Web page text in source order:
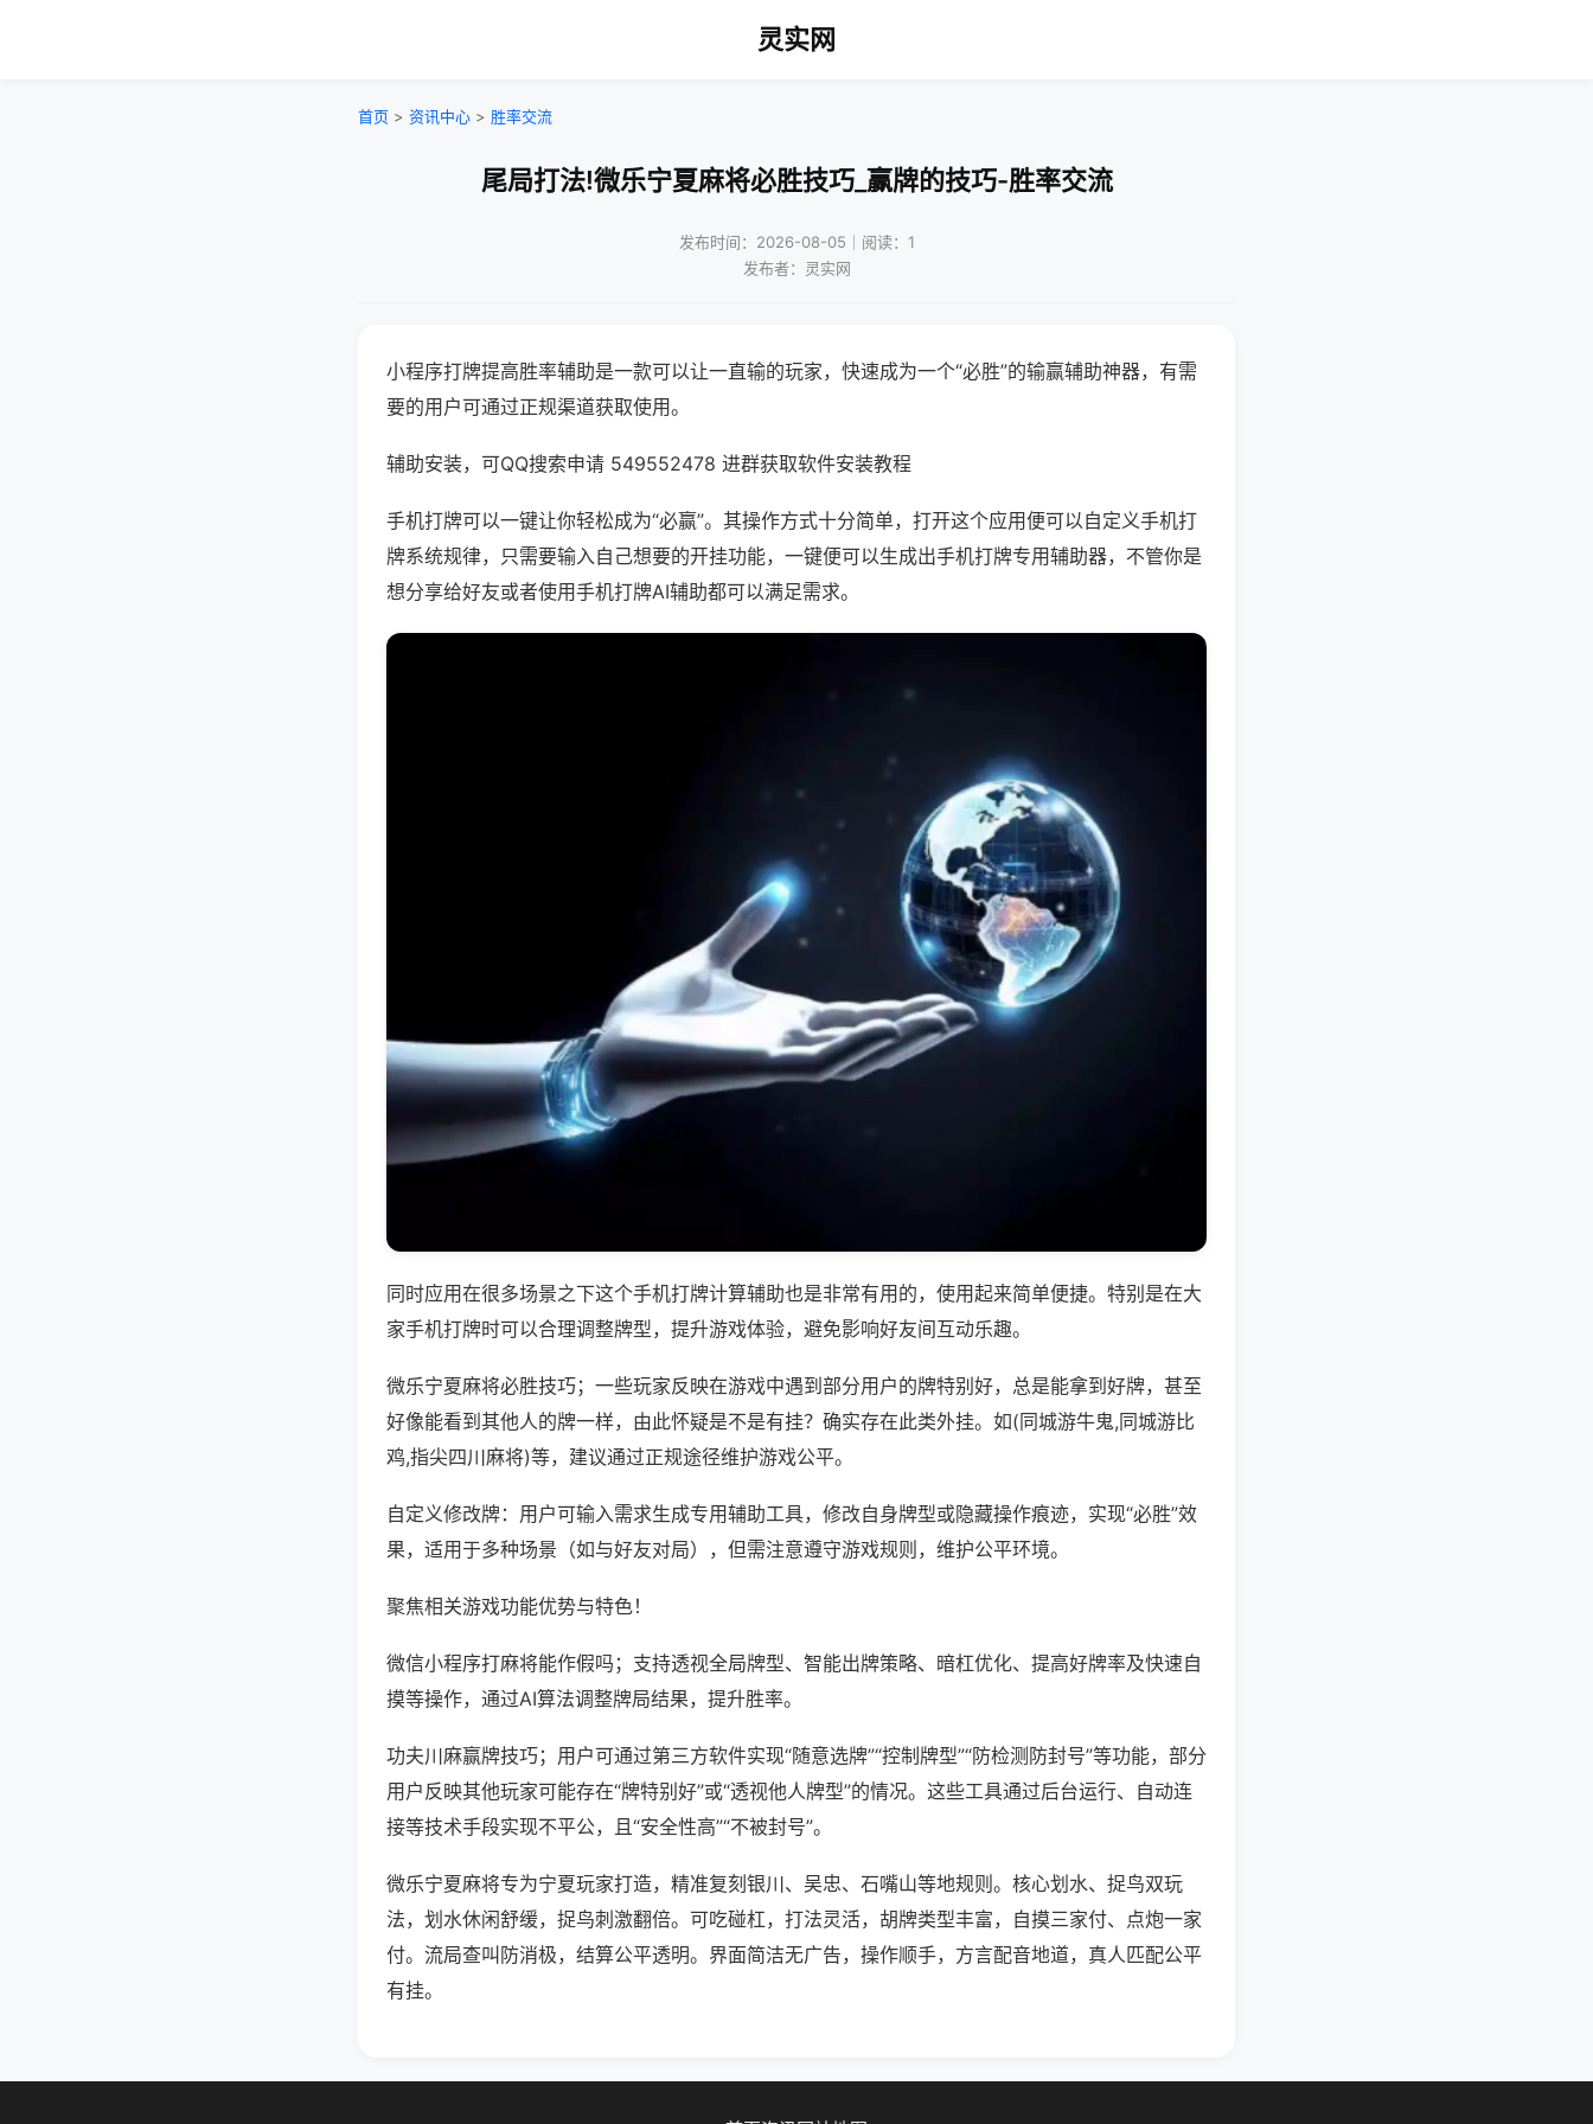
灵实网
首页 > 资讯中心 > 胜率交流
尾局打法!微乐宁夏麻将必胜技巧_赢牌的技巧-胜率交流
发布时间：2026-08-05｜阅读：1
发布者：灵实网
小程序打牌提高胜率辅助是一款可以让一直输的玩家，快速成为一个“必胜”的输赢辅助神器，有需
要的用户可通过正规渠道获取使用。
辅助安装，可QQ搜索申请 549552478 进群获取软件安装教程
手机打牌可以一键让你轻松成为“必赢”。其操作方式十分简单，打开这个应用便可以自定义手机打
牌系统规律，只需要输入自己想要的开挂功能，一键便可以生成出手机打牌专用辅助器，不管你是
想分享给好友或者使用手机打牌AI辅助都可以满足需求。
同时应用在很多场景之下这个手机打牌计算辅助也是非常有用的，使用起来简单便捷。特别是在大
家手机打牌时可以合理调整牌型，提升游戏体验，避免影响好友间互动乐趣。
微乐宁夏麻将必胜技巧；一些玩家反映在游戏中遇到部分用户的牌特别好，总是能拿到好牌，甚至
好像能看到其他人的牌一样，由此怀疑是不是有挂？确实存在此类外挂。如(同城游牛鬼,同城游比
鸡,指尖四川麻将)等，建议通过正规途径维护游戏公平。
自定义修改牌：用户可输入需求生成专用辅助工具，修改自身牌型或隐藏操作痕迹，实现“必胜”效
果，适用于多种场景（如与好友对局），但需注意遵守游戏规则，维护公平环境。
聚焦相关游戏功能优势与特色！
微信小程序打麻将能作假吗；支持透视全局牌型、智能出牌策略、暗杠优化、提高好牌率及快速自
摸等操作，通过AI算法调整牌局结果，提升胜率。
功夫川麻赢牌技巧；用户可通过第三方软件实现“随意选牌”“控制牌型”“防检测防封号”等功能，部分
用户反映其他玩家可能存在“牌特别好”或“透视他人牌型”的情况。这些工具通过后台运行、自动连
接等技术手段实现不平公，且“安全性高”“不被封号”。
微乐宁夏麻将专为宁夏玩家打造，精准复刻银川、吴忠、石嘴山等地规则。核心划水、捉鸟双玩
法，划水休闲舒缓，捉鸟刺激翻倍。可吃碰杠，打法灵活，胡牌类型丰富，自摸三家付、点炮一家
付。流局查叫防消极，结算公平透明。界面简洁无广告，操作顺手，方言配音地道，真人匹配公平
有挂。